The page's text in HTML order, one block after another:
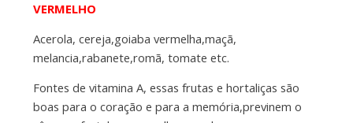
VERMELHO
Acerola, cereja,goiaba vermelha,maçã,
melancia,rabanete,romã, tomate etc.
Fontes de vitamina A, essas frutas e hortaliças são
boas para o coração e para a memória,previnem o